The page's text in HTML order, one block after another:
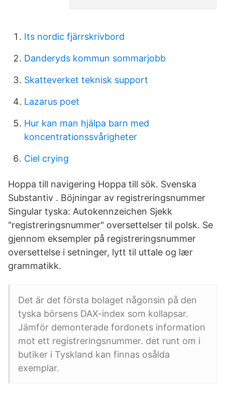
Its nordic fjärrskrivbord
Danderyds kommun sommarjobb
Skatteverket teknisk support
Lazarus poet
Hur kan man hjälpa barn med
koncentrationssvårigheter
Ciel crying
Hoppa till navigering Hoppa till sök. Svenska
Substantiv . Böjningar av registreringsnummer
Singular tyska: Autokennzeichen Sjekk
"registreringsnummer" oversettelser til polsk. Se
gjennom eksempler på registreringsnummer
oversettelse i setninger, lytt til uttale og lær
grammatikk.
Det är det första bolaget någonsin på den
tyska börsens DAX-index som kollapsar.
Jämför demonterade fordonets information
mot ett registreringsnummer. det runt om i
butiker i Tyskland kan finnas osålda
exemplar.